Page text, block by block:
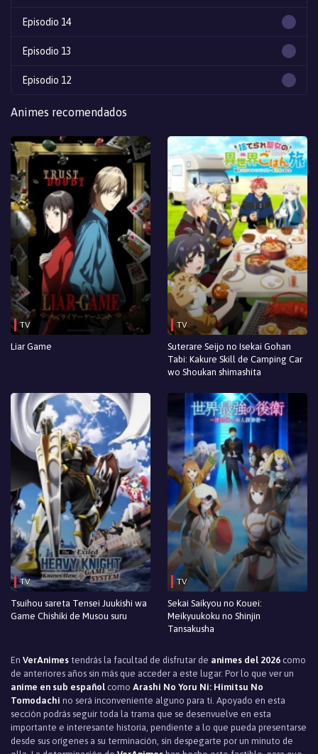
Episodio 14
Episodio 13
Episodio 12
Episodio 11
Episodio 10
Episodio 9
Episodio 8
Episodio 7
Episodio 6
Episodio 5
Episodio 4
Episodio 3
Episodio 1
Animes recomendados
TV
Liar Game
TV
Suterare Seijo no Isekai Gohan
Tabi: Kakure Skill de Camping Car
wo Shoukan shimashita
TV
Tsuihou sareta Tensei Juukishi wa
Game Chishiki de Musou suru
TV
Sekai Saikyou no Kouei:
Meikyuukoku no Shinjin
Tansakusha
En VerAnimes tendrás la facultad de disfrutar de animes del 2026 como
de anteriores años sin más que acceder a este lugar. Por lo que ver un
anime en sub español como Arashi No Yoru Ni: Himitsu No
Tomodachi no será inconveniente alguno para ti. Apoyado en esta
sección podrás seguir toda la trama que se desenvuelve en esta
importante e interesante historia, pendiente a lo que pueda presentarse
desde sus orígenes a su terminación, sin despegarte por un minuto de